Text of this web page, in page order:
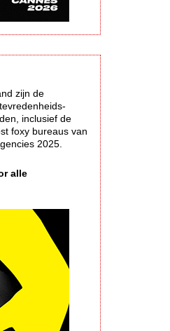
zijn de
inclusief de
foxy bureaus van
2025.
alle